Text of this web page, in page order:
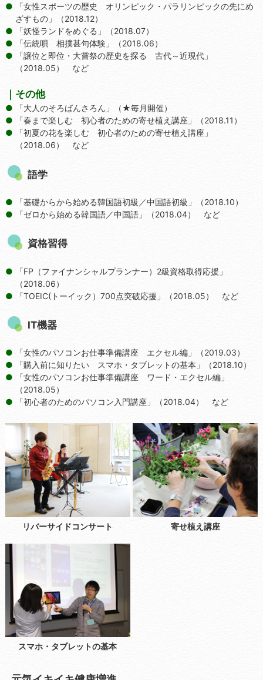
「女性スポーツの歴史 オリンピック・パラリンピックの先にめ
ざすもの」（2018.12）
「妖怪ランドをめぐる」（2018.07）
「伝統唄 相撲甚句体験」（2018.06）
「譲位と即位・大嘗祭の歴史を探る 古代～近現代」
（2018.05） など
｜その他
「大人のそろばんさろん」（★毎月開催）
「春まで楽しむ 初心者のための寄せ植え講座」（2018.11）
「初夏の花を楽しむ 初心者のための寄せ植え講座」
（2018.06） など
語学
「基礎からから始める韓国語初級／中国語初級」（2018.10）
「ゼロから始める韓国語／中国語」（2018.04） など
資格習得
「FP（ファイナンシャルプランナー）2級資格取得応援」
（2018.06）
「TOEIC(トーイック）700点突破応援」（2018.05） など
IT機器
「女性のパソコンお仕事準備講座 エクセル編」（2019.03）
「購入前に知りたい スマホ・タブレットの基本」（2018.10）
「女性のパソコンお仕事準備講座 ワード・エクセル編」
（2018.05）
「初心者のためのパソコン入門講座」（2018.04） など
リバーサイドコンサート 寄せ植え講座
スマホ・タブレットの基本